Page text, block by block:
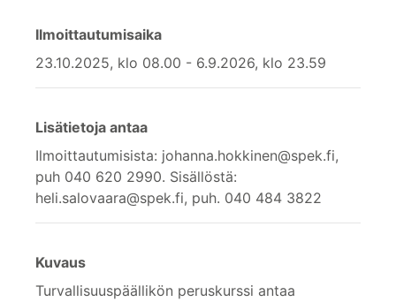
Ilmoittautumisaika
23.10.2025, klo 08.00 - 6.9.2026, klo 23.59
Lisätietoja antaa
Ilmoittautumisista: johanna.hokkinen@spek.fi,
puh 040 620 2990. Sisällöstä:
heli.salovaara@spek.fi, puh. 040 484 3822
Kuvaus
Turvallisuuspäällikön peruskurssi antaa